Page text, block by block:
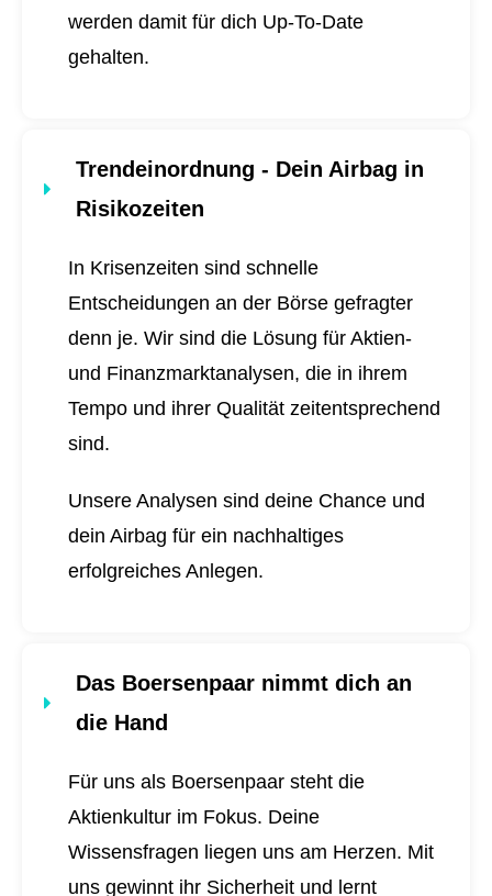
werden damit für dich Up-To-Date
gehalten.
Trendeinordnung - Dein Airbag in
Risikozeiten
In Krisenzeiten sind schnelle
Entscheidungen an der Börse gefragter
denn je. Wir sind die Lösung für Aktien-
und Finanzmarktanalysen, die in ihrem
Tempo und ihrer Qualität zeitentsprechend
sind.
Unsere Analysen sind deine Chance und
dein Airbag für ein nachhaltiges
erfolgreiches Anlegen.
Das Boersenpaar nimmt dich an
die Hand
Für uns als Boersenpaar steht die
Aktienkultur im Fokus. Deine
Wissensfragen liegen uns am Herzen. Mit
uns gewinnt ihr Sicherheit und lernt